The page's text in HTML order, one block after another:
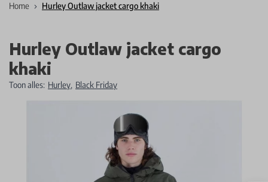
Home Hurley Outlaw jacket cargo khaki
Hurley Outlaw jacket cargo
khaki
Toon alles: Hurley, Black Friday